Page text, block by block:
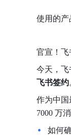
使用的产
官宣！飞
今天，
飞书签约
作为中国
7000 万
如何